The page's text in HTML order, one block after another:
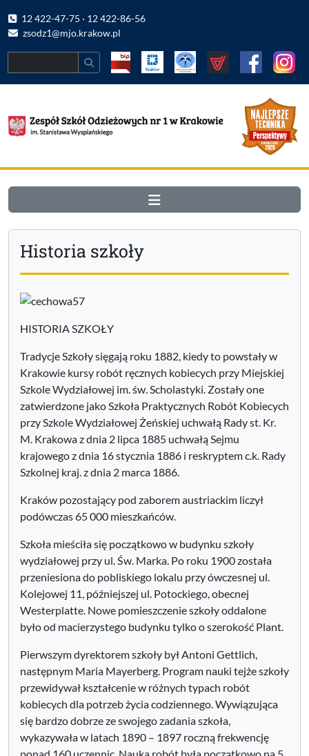
12 422-47-75 · 12 422-86-56
zsodz1@mjo.krakow.pl
Historia szkoły
HISTORIA SZKOŁY
Tradycje Szkoły sięgają roku 1882, kiedy to powstały w
Krakowie kursy robót ręcznych kobiecych przy Miejskiej
Szkole Wydziałowej im. św. Scholastyki. Zostały one
zatwierdzone jako Szkoła Praktycznych Robót Kobiecych
przy Szkole Wydziałowej Żeńskiej uchwałą Rady st. Kr.
M. Krakowa z dnia 2 lipca 1885 uchwałą Sejmu
krajowego z dnia 16 stycznia 1886 i reskryptem c.k. Rady
Szkolnej kraj. z dnia 2 marca 1886.
Kraków pozostający pod zaborem austriackim liczył
podówczas 65 000 mieszkańców.
Szkoła mieściła się początkowo w budynku szkoły
wydziałowej przy ul. Św. Marka. Po roku 1900 została
przeniesiona do pobliskiego lokalu przy ówczesnej ul.
Kolejowej 11, późniejszej ul. Potockiego, obecnej
Westerplatte. Nowe pomieszczenie szkoły oddalone
było od macierzystego budynku tylko o szerokość Plant.
Pierwszym dyrektorem szkoły był Antoni Gettlich,
następnym Maria Mayerberg. Program nauki tejże szkoły
przewidywał kształcenie w różnych typach robót
kobiecych dla potrzeb życia codziennego. Wywiązująca
się bardzo dobrze ze swojego zadania szkoła,
wykazywała w latach 1890 – 1897 roczną frekwencję